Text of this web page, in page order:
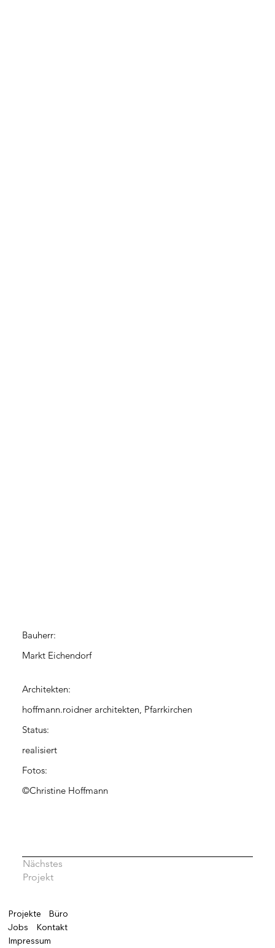
Bauherr:
Nächstes
Projekt
Architekten:
Status:
Fotos:
hoffmann.roidner architekten, Pfarrkirchen
realisiert
©Christine Hoffmann
Markt Eichendorf
Projekte
Büro
Jobs
Kontakt
Impressum